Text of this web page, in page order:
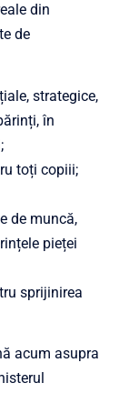
din
de
strategice,
în
toți copiii;
de muncă,
pieței
sprijinirea
acum asupra